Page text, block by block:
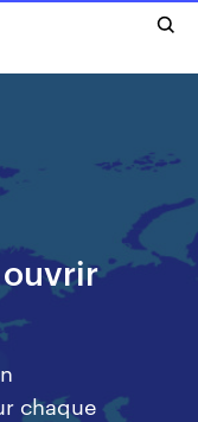
chaque